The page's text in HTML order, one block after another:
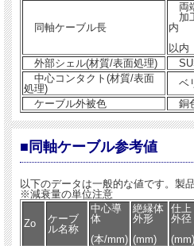
同軸ケーブル長
両
加
内
以内
外部シェル(材質/表面処理)
中心コンタクト(材質/表面
処理)
ベ
ケーブル外被色
銅
■同軸ケーブル参考値
以下のデータは一般的な値です。製
※減衰量の単位注意
Zo
ケーブ
ル名称
中心導
体
(本/mm)
絶縁体
外形
(mm)
仕上
外径
(mm)